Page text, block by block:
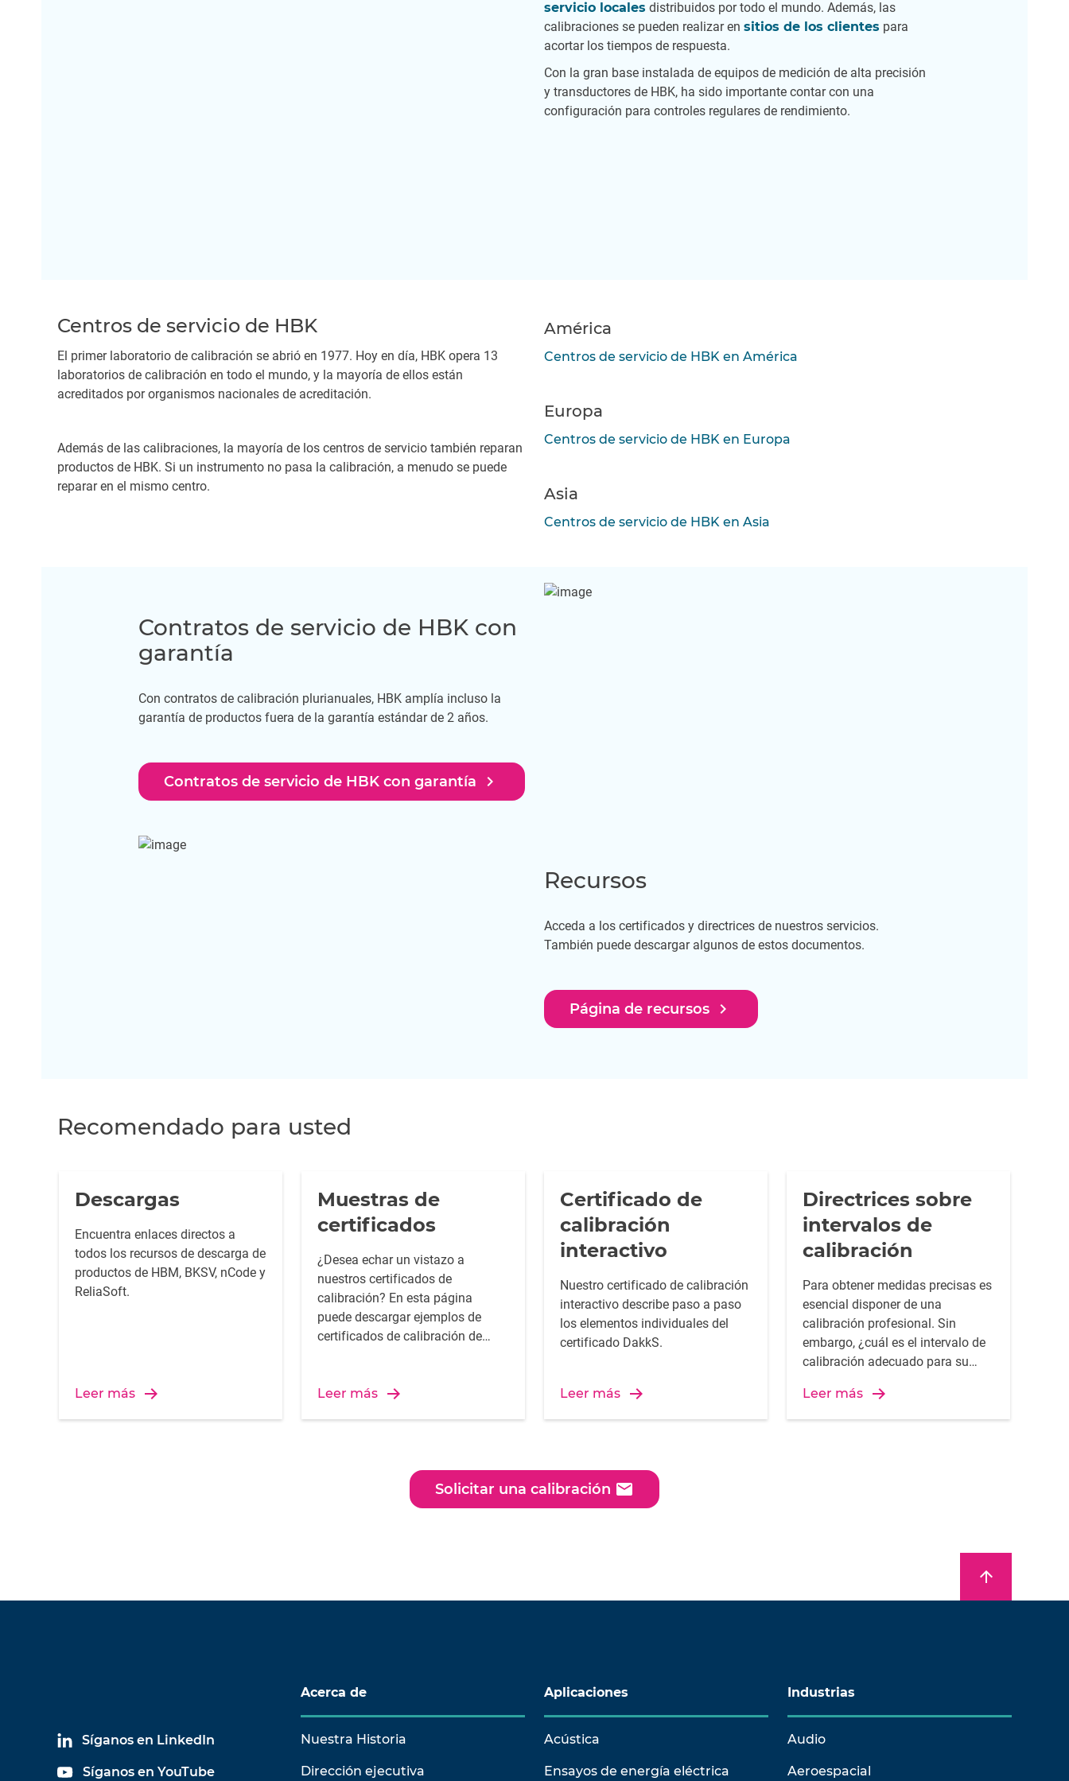
servicio locales distribuidos por todo el mundo. Además, las
calibraciones se pueden realizar en sitios de los clientes para
acortar los tiempos de respuesta.
Con la gran base instalada de equipos de medición de alta precisión
y transductores de HBK, ha sido importante contar con una
configuración para controles regulares de rendimiento.
Centros de servicio de HBK
El primer laboratorio de calibración se abrió en 1977. Hoy en día, HBK opera 13
laboratorios de calibración en todo el mundo, y la mayoría de ellos están
acreditados por organismos nacionales de acreditación.
Además de las calibraciones, la mayoría de los centros de servicio también reparan
productos de HBK. Si un instrumento no pasa la calibración, a menudo se puede
reparar en el mismo centro.
América
Centros de servicio de HBK en América
Europa
Centros de servicio de HBK en Europa
Asia
Centros de servicio de HBK en Asia
Contratos de servicio de HBK con
garantía
Con contratos de calibración plurianuales, HBK amplía incluso la
garantía de productos fuera de la garantía estándar de 2 años.
Contratos de servicio de HBK con garantía navigate_next
Recursos
Acceda a los certificados y directrices de nuestros servicios.
También puede descargar algunos de estos documentos.
Página de recursos navigate_next
Recomendado para usted
Descargas
Encuentra enlaces directos a
todos los recursos de descarga de
productos de HBM, BKSV, nCode y
ReliaSoft.
Leer más
Muestras de
certificados
¿Desea echar un vistazo a
nuestros certificados de
calibración? En esta página
puede descargar ejemplos de
certificados de calibración de
de HBK. Los ejemplos de
Leer más
Certificado de
calibración
interactivo
Nuestro certificado de calibración
interactivo describe paso a paso
los elementos individuales del
certificado DakkS.
Leer más
Directrices sobre
intervalos de
calibración
Para obtener medidas precisas es
esencial disponer de una
calibración profesional. Sin
embargo, ¿cuál es el intervalo de
calibración adecuado para su
artículo.
Leer más
Solicitar una calibración email
arrow_upward
Síganos en LinkedIn
Síganos en YouTube
Acerca de
Nuestra Historia
Dirección ejecutiva
Aplicaciones
Acústica
Ensayos de energía eléctrica
Industrias
Audio
Aeroespacial